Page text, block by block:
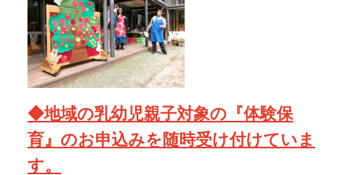
『体験保育』は事前に園にご連絡をいただいた
上、ご希望の日時・時間帯に親子で主に３歳児
学級の保育等に参加する内容
歳のお子さんを対象にしています。
ご希望の方はお気軽に園にご連絡ください。
『体験保育』の詳細をお伝えします。